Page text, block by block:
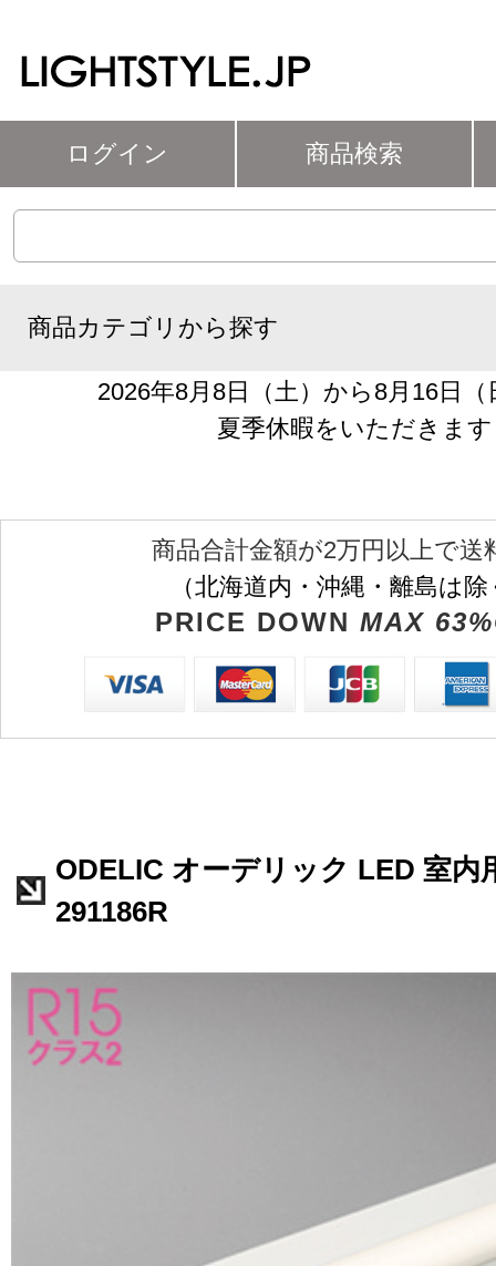
ログイン 商品検索
商品カテゴリから探す
2026年8月8日（土）から8月16日
夏季休暇をいただきます
商品合計金額が2万円以上で送
（北海道内・沖縄・離島は
PRICE DOWN MAX
ODELIC オーデリック LED 室内
291186R